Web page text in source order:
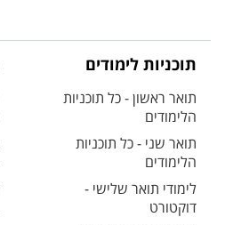
תוכניות לימודים
תואר ראשון - כל תוכניות
הלימודים
תואר שני - כל תוכניות
הלימודים
לימודי תואר שלישי -
דוקטורט